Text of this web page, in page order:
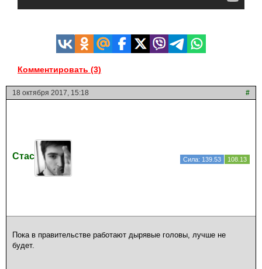
Комментировать (3)
18 октября 2017, 15:18 #
Стас Сила: 139.53 108.13
Пока в правительстве работают дырявые головы, лучше не
будет.